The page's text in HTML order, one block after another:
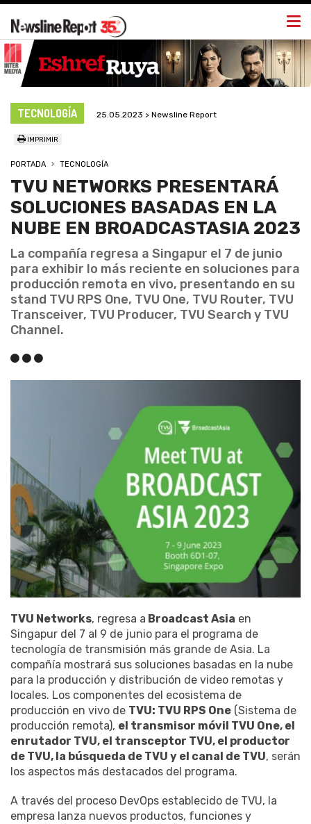
TECNOLOGÍA 25.05.2023 > Newsline Report
IMPRIMIR
PORTADA TECNOLOGÍA
TVU NETWORKS PRESENTARÁ
SOLUCIONES BASADAS EN LA
NUBE EN BROADCASTASIA 2023
La compañía regresa a Singapur el 7 de junio
para exhibir lo más reciente en soluciones para
producción remota en vivo, presentando en su
stand TVU RPS One, TVU One, TVU Router, TVU
Transceiver, TVU Producer, TVU Search y TVU
Channel.
TVU Networks, regresa a Broadcast Asia en
Singapur del 7 al 9 de junio para el programa de
tecnología de transmisión más grande de Asia. La
compañía mostrará sus soluciones basadas en la nube
para la producción y distribución de video remotas y
locales. Los componentes del ecosistema de
producción en vivo de TVU: TVU RPS One (Sistema de
producción remota), el transmisor móvil TVU One, el
enrutador TVU, el transceptor TVU, el productor
de TVU, la búsqueda de TVU y el canal de TVU, serán
los aspectos más destacados del programa.
A través del proceso DevOps establecido de TVU, la
empresa lanza nuevos productos, funciones y